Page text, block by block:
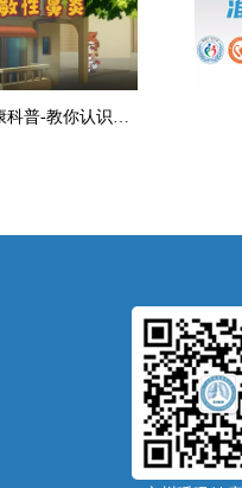
【梦幻书院】之呼吸健康科普-教你认识过敏性鼻炎